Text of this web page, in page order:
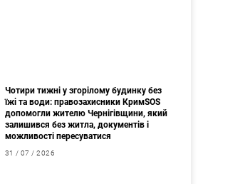
Чотири тижні у згорілому будинку без
їжі та води: правозахисники КримSOS
допомогли жителю Чернігівщини, який
залишився без житла, документів і
можливості пересуватися
31 / 07 / 2026